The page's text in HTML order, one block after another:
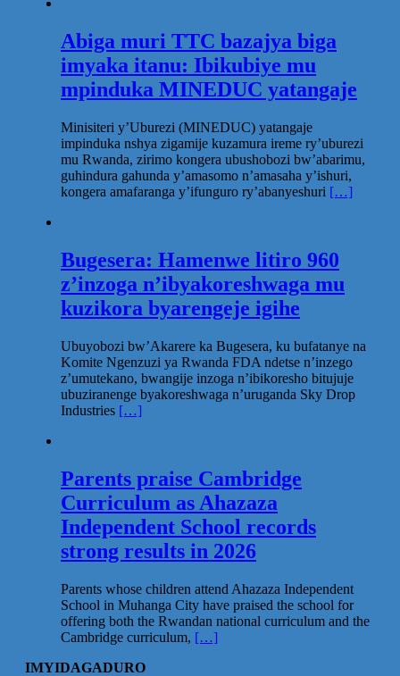
Abiga muri TTC bazajya biga
imyaka itanu: Ibikubiye mu
mpinduka MINEDUC yatangaje
Minisiteri y’Uburezi (MINEDUC) yatangaje
impinduka nshya zigamije kuzamura ireme ry’uburezi
mu Rwanda, zirimo kongera ubushobozi bw’abarimu,
guhindura gahunda y’amasomo n’amasaha y’ishuri,
kongera amafaranga y’ifunguro ry’abanyeshuri […]
Bugesera: Hamenwe litiro 960
z’inzoga n’ibyakoreshwaga mu
kuzikora byarengeje igihe
Ubuyobozi bw’Akarere ka Bugesera, ku bufatanye na
Komite Ngenzuzi ya Rwanda FDA ndetse n’inzego
z’umutekano, bwangije inzoga n’ibikoresho bitujuje
ubuziranenge byakoreshwaga n’uruganda Sky Drop
Industries […]
Parents praise Cambridge
Curriculum as Ahazaza
Independent School records
strong results in 2026
Parents whose children attend Ahazaza Independent
School in Muhanga City have praised the school for
offering both the Rwandan national curriculum and the
Cambridge curriculum, […]
IMYIDAGADURO